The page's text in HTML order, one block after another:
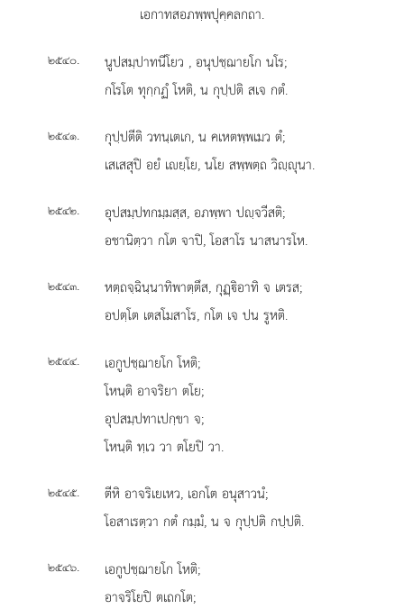
เอกาทสอภพฺพปุคฺคลกถา.
๒๕๔๐. นูปสมฺปาทนีโยว , อนุปชฺฌายโก นโร;
กโรโต ทุกฺกฏํ โหติ, น กุปฺปติ สเจ กตํ.
๒๕๔๑. กุปฺปตีติ วทนฺเตเก, น คเหตพฺพเมว ตํ;
เสเสสุปิ อยํ เยฺโย, นโย สพฺพตฺถ วิฺุนา.
๒๕๔๒.
อุปสมฺปทกมฺมสฺส, อภพฺพา ปฺจวีสติ;
อชานิตฺวา กโต จาปิ, โอสาโร นาสนารโห.
๒๕๔๓.
หตฺถจฺฉินฺนาทิพาตฺตึส, กุฏฺิอาทิ จ เตรส;
อปตฺโต เตสโมสาโร, กโต เจ ปน รูหติ.
๒๕๔๔.
เอกูปชฺฌายโก โหติ;
โหนฺติ อาจริยา ตโย;
อุปสมฺปทาเปกฺขา จ;
โหนฺติ ทฺเว วา ตโยปิ วา.
๒๕๔๕.
ตีหิ อาจริเยเหว, เอกโต อนุสาวนํ;
โอสาเรตฺวา กตํ กมฺมํ, น จ กุปฺปติ กปฺปติ.
๒๕๔๖.
เอกูปชฺฌายโก โหติ;
อาจริโยปิ ตเถกโต;